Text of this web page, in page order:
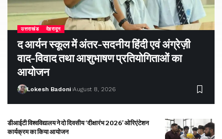
उत्तराखंड देहरादून
द आर्यन स्कूल में अंतर-सदनीय हिंदी एवं अंग्रेज़ी
वाद-विवाद तथा आशुभाषण प्रतियोगिताओं का
आयोजन
Lokesh Badoni August 8, 2026
डीआईटी विश्वविद्यालय ने दो दिवसीय ‘दीक्षारंभ 2026’ ओरिएंटेशन
कार्यक्रम का किया आयोजन